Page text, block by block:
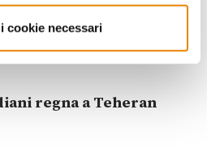
cookie necessari
regna a Teheran